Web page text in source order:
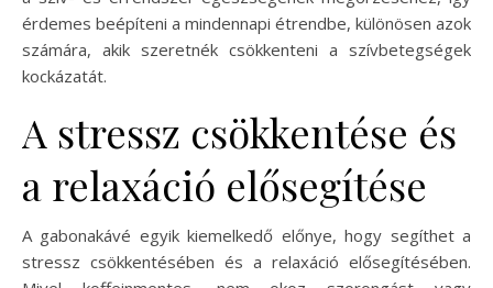
érdemes beépíteni a mindennapi étrendbe, különösen azok
számára, akik szeretnék csökkenteni a szívbetegségek
kockázatát.
A stressz csökkentése és
a relaxáció elősegítése
A gabonakávé egyik kiemelkedő előnye, hogy segíthet a
stressz csökkentésében és a relaxáció elősegítésében.